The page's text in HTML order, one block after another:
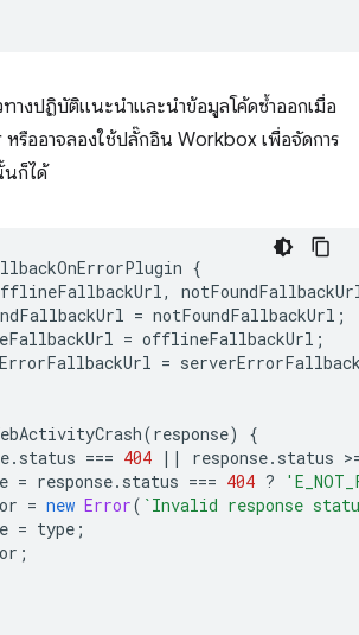
างปฏิบัติแนะนำและนำข้อมูลโค้ดซ้ำออกเมื่อ
รืออาจลองใช้ปลั๊กอิน Workbox เพื่อจัดการ
นก็ได้
{
,
= notFoundFallbackUrl ;
= offlineFallbackUrl ;
=
(response)
{
. status === 404 || response. status >
= response. status === 404 ?
= new Error( `Invalid response
= type ;
;